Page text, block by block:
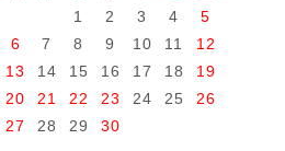
1
2 3 4
5
6
7 8 9 10 11
12
13
14 15 16 17 18
19
20
21 22 23 24 25
26
27
28 29 30